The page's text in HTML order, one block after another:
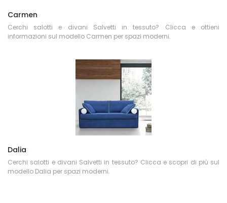
Carmen
Cerchi salotti e divani Salvetti in tessuto? Clicca e ottieni
informazioni sul modello Carmen per spazi moderni.
Dalia
Cerchi salotti e divani Salvetti in tessuto? Clicca e scopri di più sul
modello Dalia per spazi moderni.